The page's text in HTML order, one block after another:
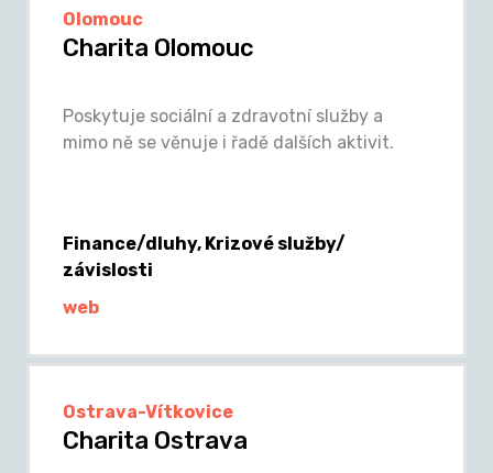
Olomouc
Charita Olomouc
Poskytuje sociální a zdravotní služby a
mimo ně se věnuje i řadě dalších aktivit.
Finance/dluhy, Krizové služby/
závislosti
web
Ostrava-Vítkovice
Charita Ostrava